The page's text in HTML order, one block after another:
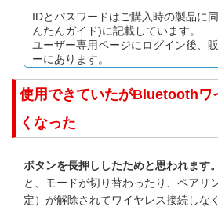
IDとパスワードはご購入時の製品に
んたんガイド)に記載しています。
ユーザー専用ページにログイン後、
ーにあります。
使用できていたがBluetoothワ
くなった
ボタンを長押ししたためと思われます。
と、モードが切り替わったり、ペアリ
定）が解除されてワイヤレス接続しな